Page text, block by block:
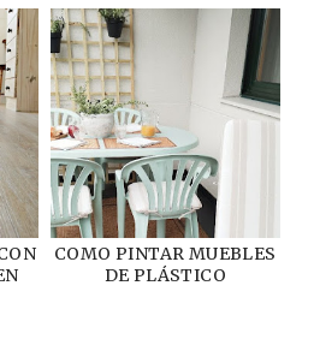
COMO PINTAR MUEBLES
DE PLÁSTICO